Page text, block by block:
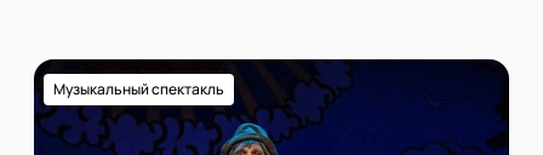
Музыкальный спектакль